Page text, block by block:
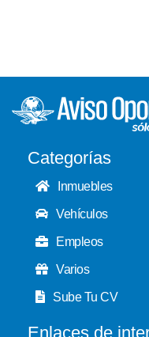
Categorías
Inmuebles
Vehículos
Empleos
Varios
Sube Tu CV
Enlaces de